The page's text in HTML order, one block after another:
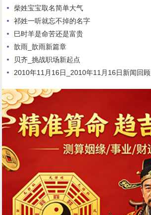
柴姓宝宝取名简单大气
祁姓一听就忘不掉的名字
巳时羊是命苦还是富贵
歆雨_歆雨新篇章
贝齐_挑战职场新起点
2010年11月16日_2010年11月16日新闻回顾